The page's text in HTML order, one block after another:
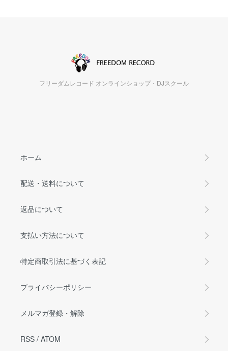
フリーダムレコード オンラインショップ・DJスクール
ホーム
配送・送料について
返品について
支払い方法について
特定商取引法に基づく表記
プライバシーポリシー
メルマガ登録・解除
RSS / ATOM